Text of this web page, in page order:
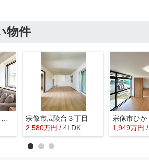
物件
宗像市青葉台２丁目 戸建て
宗像市広陵台３丁目
2,580万円 / 4LDK 1,949万円